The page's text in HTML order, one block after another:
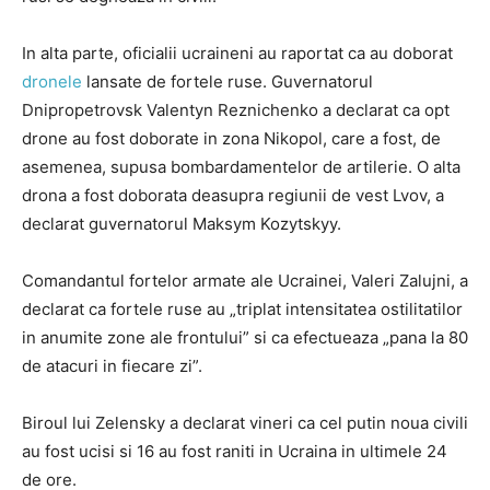
In alta parte, oficialii ucraineni au raportat ca au doborat
dronele lansate de fortele ruse. Guvernatorul
Dnipropetrovsk Valentyn Reznichenko a declarat ca opt
drone au fost doborate in zona Nikopol, care a fost, de
asemenea, supusa bombardamentelor de artilerie. O alta
drona a fost doborata deasupra regiunii de vest Lvov, a
declarat guvernatorul Maksym Kozytskyy.
Comandantul fortelor armate ale Ucrainei, Valeri Zalujni, a
declarat ca fortele ruse au „triplat intensitatea ostilitatilor
in anumite zone ale frontului” si ca efectueaza „pana la 80
de atacuri in fiecare zi”.
Biroul lui Zelensky a declarat vineri ca cel putin noua civili
au fost ucisi si 16 au fost raniti in Ucraina in ultimele 24
de ore.